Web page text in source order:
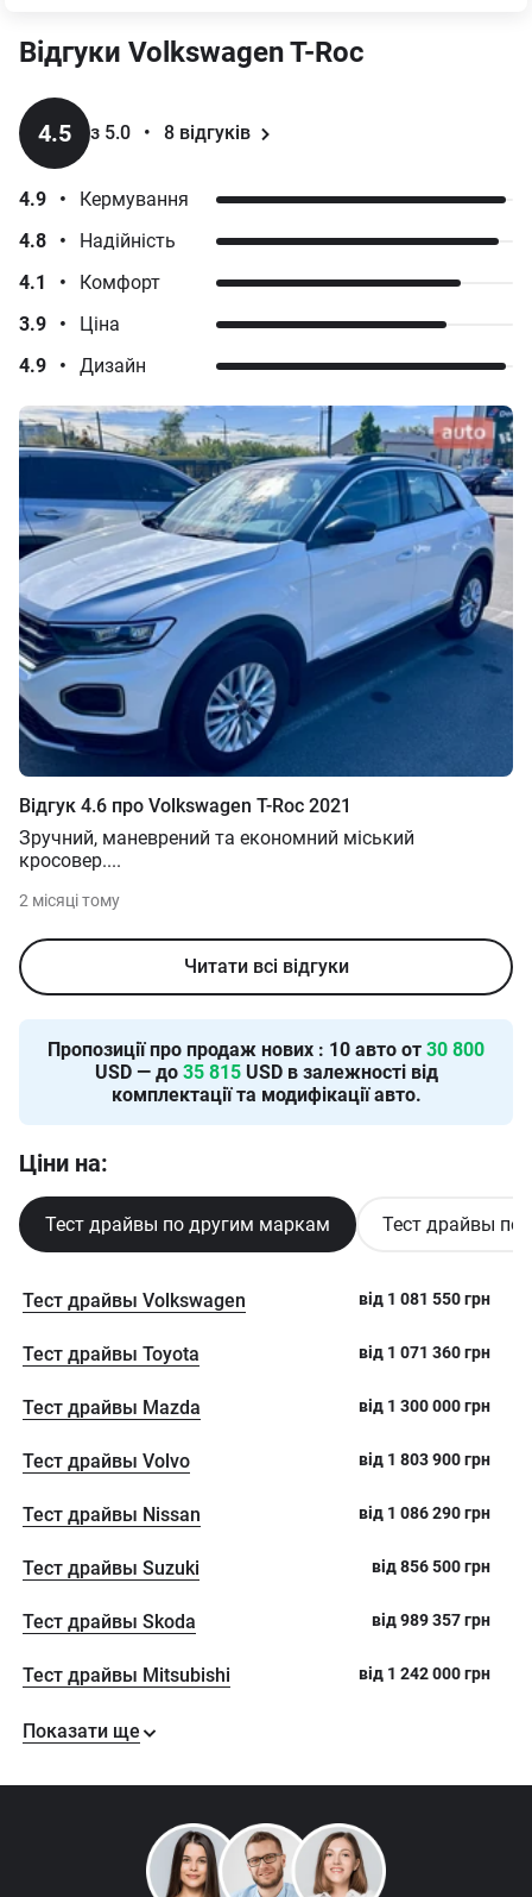
Відгуки VolkswagenT-Roc
4.5 з 5.0 • 8 відгуків
4.9 •
Кермування
4.8
•
Надійність
4.1
•
Комфорт
3.9
•
Ціна
4.9
• Дизайн
Відгук 4.6 про Volkswagen T-Roc 2021
Зручний, маневрений та економний міський
кросовер....
2 місяці тому
Читати всі відгуки
Пропозиції про продаж нових : 10 авто от 30 800
USD — до 35 815USD в залежності від
комплектації та модифікації авто.
Ціни на:
Тест драйвы по другим маркам Тест драйвы по
Тест драйвы Volkswagen від 1 081 550грн
Тест драйвы Toyota від 1 071 360грн
Тест драйвы Mazda від 1 300 000грн
Тест драйвы Volvo від 1 803 900грн
Тест драйвы Nissan від 1 086 290грн
Тест драйвы Suzuki від856 500грн
Тест драйвы Skoda від989 357грн
Тест драйвы Mitsubishi від 1 242 000грн
Показати ще